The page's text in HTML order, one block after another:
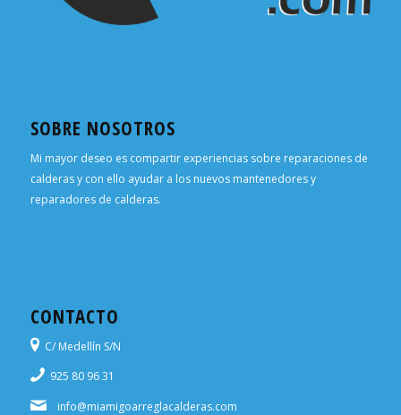
SOBRE NOSOTROS
Mi mayor deseo es compartir experiencias sobre reparaciones de
calderas y con ello ayudar a los nuevos mantenedores y
reparadores de calderas.
CONTACTO
C/ Medellín S/N
925 80 96 31
info@miamigoarreglacalderas.com